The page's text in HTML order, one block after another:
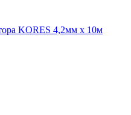
KORES 4,2мм х 10м